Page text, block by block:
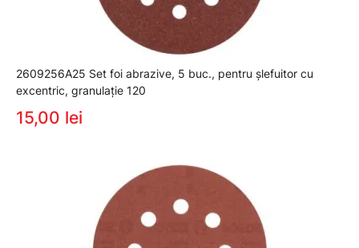
2609256A25 Set foi abrazive, 5 buc., pentru şlefuitor cu
excentric, granulaţie 120
15,00 lei